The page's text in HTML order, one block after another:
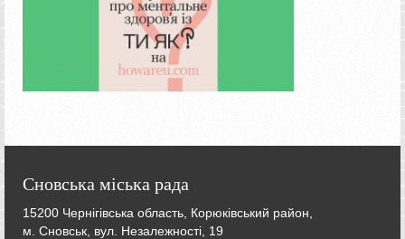
Сновська міська рада
15200 Чернігівська область, Корюківський район,
м. Сновськ, вул. Незалежності, 19